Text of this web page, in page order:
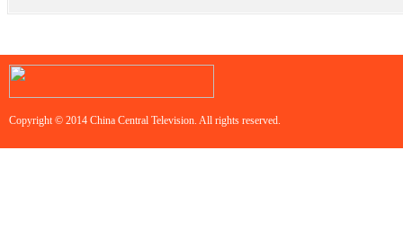
Copyright © 2014 China Central Television. All rights reserved.